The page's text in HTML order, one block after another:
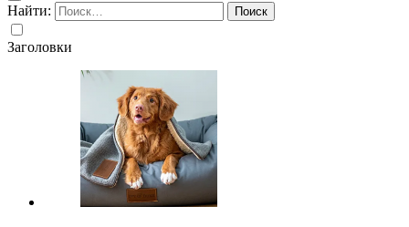
Найти:
Заголовки